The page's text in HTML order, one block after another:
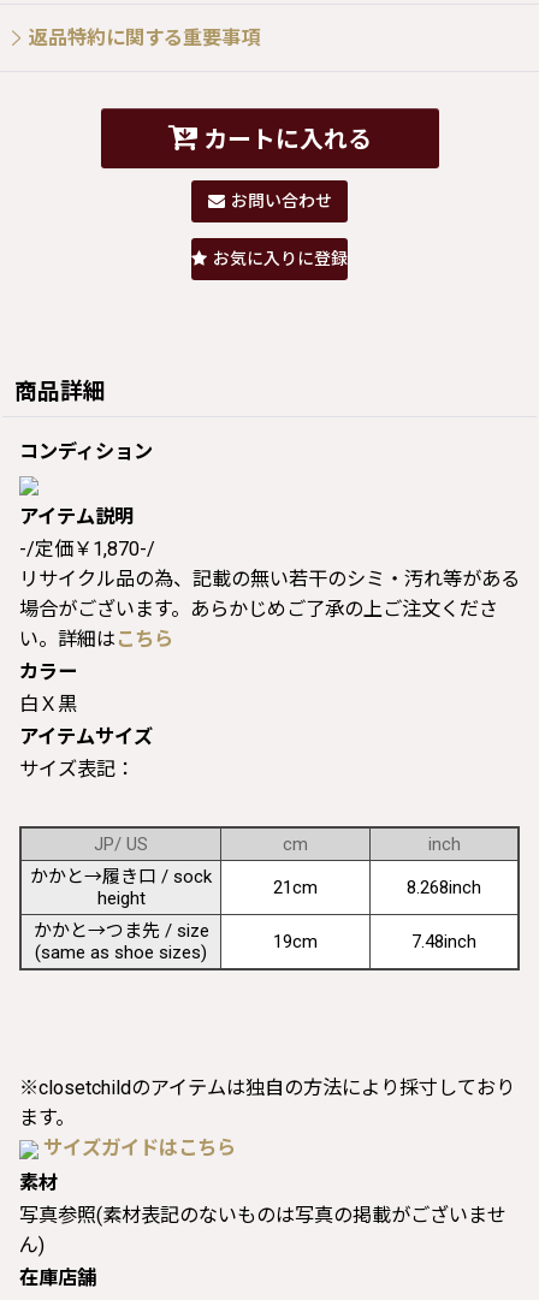
返品特約に関する重要事項
カートに入れる
お問い合わせ
お気に入りに登録
商品詳細
コンディション
アイテム説明
-/定価￥1,870-/
リサイクル品の為、記載の無い若干のシミ・汚れ等がある
場合がございます。あらかじめご了承の上ご注文くださ
い。詳細は こちら
カラー
白Ｘ黒
アイテムサイズ
サイズ表記：
JP/ US cm
inch
かかと→履き口 / sock
height
21cm
8.268inch
かかと→つま先 / size
(same as shoe sizes)
19cm 7.48inch
※closetchildのアイテムは独自の方法により採寸しており
ます。
サイズガイドはこちら
素材
写真参照(素材表記のないものは写真の掲載がございませ
ん)
在庫店舗